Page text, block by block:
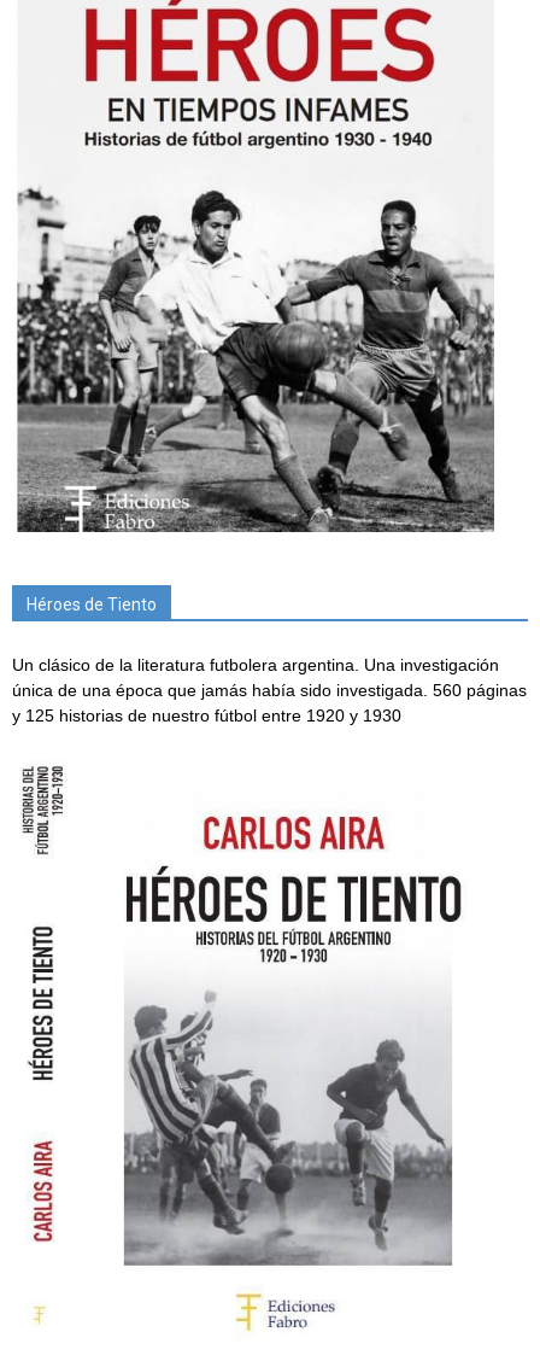
Héroes de Tiento
Un clásico de la literatura futbolera argentina. Una investigación
única de una época que jamás había sido investigada. 560 páginas
y 125 historias de nuestro fútbol entre 1920 y 1930